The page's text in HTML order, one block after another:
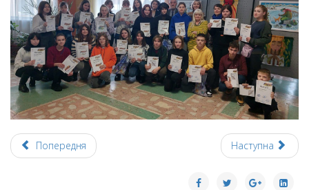
Попередня Наступна